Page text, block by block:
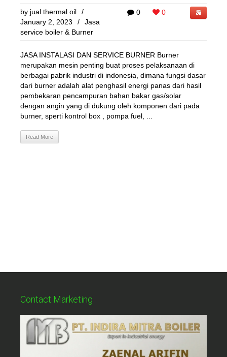
0 0
by jual thermal oil
/
January 2, 2023
/
Jasa
service boiler & Burner
JASA INSTALASI DAN SERVICE BURNER Burner
merupakan mesin penting buat proses pelaksanaan di
berbagai pabrik industri di indonesia, dimana fungsi dasar
dari burner adalah alat penghasil energi panas dari hasil
pembekaran pencampuran bahan bakar gas/solar
dengan angin yang di dukung oleh komponen dari pada
burner, sperti kontrol box , pompa fuel, ...
Read More
Contact Marketing